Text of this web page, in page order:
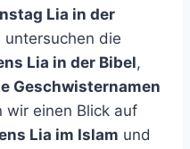
Lia in der
untersuchen die
Lia in der Bibel,
Geschwisternamen
wir einen Blick auf
Lia im Islam und